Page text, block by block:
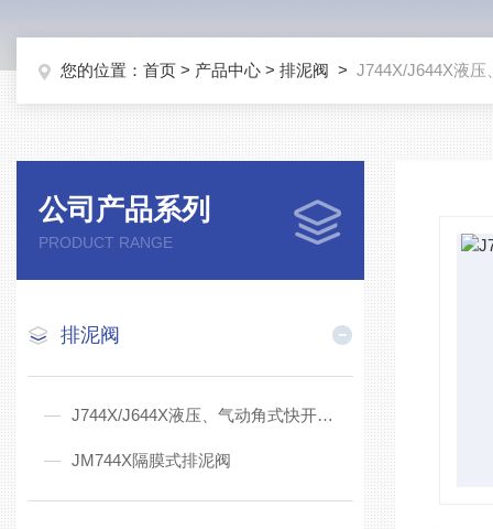
您的位置： 首页 > 产品中心 > 排泥阀 > J744X/J644X液
公司产品系列
PRODUCT RANGE
排泥阀
J744X/J644X液压、气动角式快开排泥阀
JM744X隔膜式排泥阀